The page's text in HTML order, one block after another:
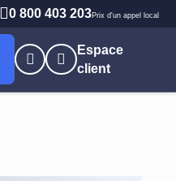
0 800 403 203Prix d'un appel local
Espace
client